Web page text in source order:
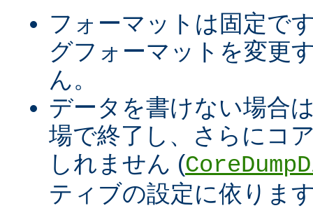
フォーマットは固定で
グフォーマットを変更
ん。
データを書けない場合
場で終了し、さらにコ
しれません (
ティブの設定に依りま